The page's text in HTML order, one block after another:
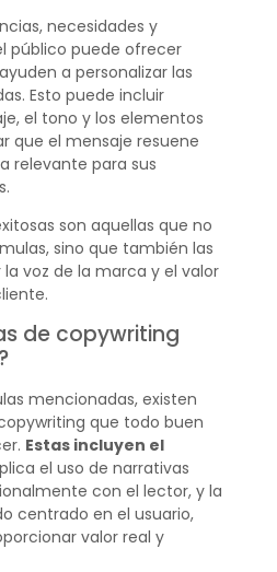
necesidades y
público puede ofrecer
a personalizar las
Esto puede incluir
el tono y los elementos
que el mensaje resuene
relevante para sus
son aquellas que no
sino que también las
voz de la marca y el valor
de copywriting
mencionadas, existen
que todo buen
Estas incluyen el
el uso de narrativas
con el lector, y la
centrado en el usuario,
valor real y